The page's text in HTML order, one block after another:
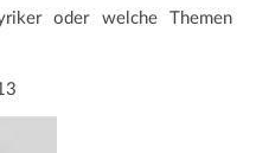
oder welche Themen